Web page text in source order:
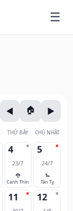
THỨ BẢY CHỦ NHẬT
4
23/7
🐉
Canh Thìn
5
24/7
🐍
Tân Tỵ
11 12